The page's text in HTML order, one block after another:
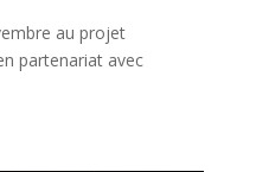
au projet
partenariat avec